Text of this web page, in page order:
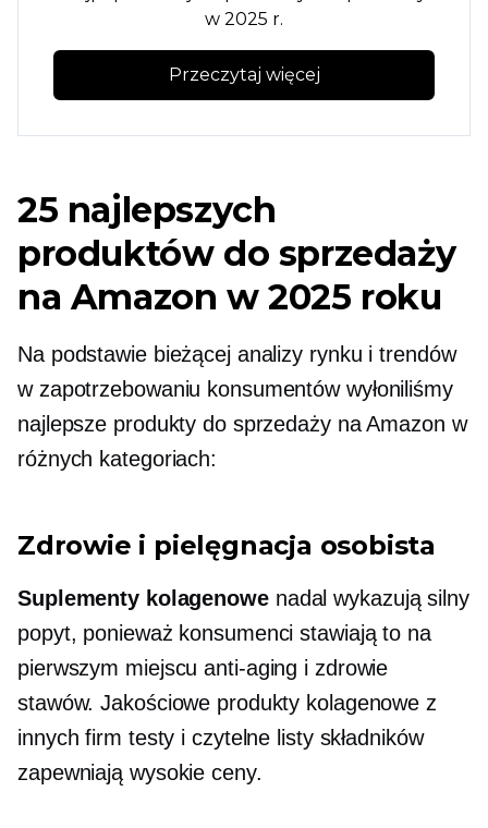
w 2025 r.
Przeczytaj więcej
25 najlepszych
produktów do sprzedaży
na Amazon w 2025 roku
Na podstawie bieżącej analizy rynku i trendów
w zapotrzebowaniu konsumentów wyłoniliśmy
najlepsze produkty do sprzedaży na Amazon w
różnych kategoriach:
Zdrowie i pielęgnacja osobista
Suplementy kolagenowenadal wykazują silny
popyt, ponieważ konsumenci stawiają to na
pierwszym miejscuanti-aging i zdrowie
stawów. Jakościowe produkty kolagenowe z
innych firm testy i czytelne listy składników
zapewniają wysokie ceny.